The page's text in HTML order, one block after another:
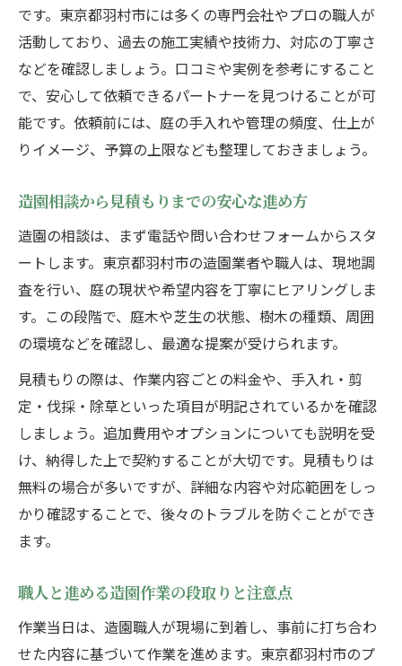
です。東京都羽村市には多くの専門会社やプロの職人が
活動しており、過去の施工実績や技術力、対応の丁寧さ
などを確認しましょう。口コミや実例を参考にすること
で、安心して依頼できるパートナーを見つけることが可
能です。依頼前には、庭の手入れや管理の頻度、仕上が
りイメージ、予算の上限なども整理しておきましょう。
造園相談から見積もりまでの安心な進め方
造園の相談は、まず電話や問い合わせフォームからスタ
ートします。東京都羽村市の造園業者や職人は、現地調
査を行い、庭の現状や希望内容を丁寧にヒアリングしま
す。この段階で、庭木や芝生の状態、樹木の種類、周囲
の環境などを確認し、最適な提案が受けられます。
見積もりの際は、作業内容ごとの料金や、手入れ・剪
定・伐採・除草といった項目が明記されているかを確認
しましょう。追加費用やオプションについても説明を受
け、納得した上で契約することが大切です。見積もりは
無料の場合が多いですが、詳細な内容や対応範囲をしっ
かり確認することで、後々のトラブルを防ぐことができ
ます。
職人と進める造園作業の段取りと注意点
作業当日は、造園職人が現場に到着し、事前に打ち合わ
せた内容に基づいて作業を進めます。東京都羽村市のプ